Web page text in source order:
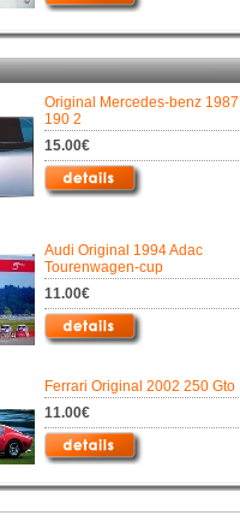
Original Mercedes-benz 1987
190 2
15.00€
Audi Original 1994 Adac
Tourenwagen-cup
11.00€
Ferrari Original 2002 250 Gto
11.00€